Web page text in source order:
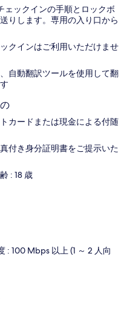
ェックインの手順とロックボ
りします。専用の入り口から
クインはご利用いただけませ
自動翻訳ツールを使用して翻
カードまたは現金による付随
付き身分証明書をご提示いた
: 18 歳
: 100 Mbps 以上 (1 ～ 2 人向